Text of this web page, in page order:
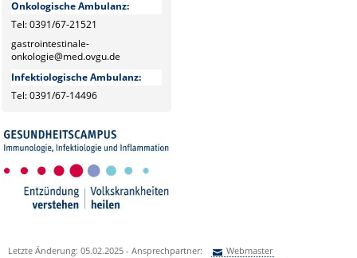
Onkologische Ambulanz:
Tel: 0391/67-21521
gastrointestinale-
onkologie@med.ovgu.de
Infektiologische Ambulanz:
Tel: 0391/67-14496
Letzte Änderung: 05.02.2025 - Ansprechpartner: Webmaster